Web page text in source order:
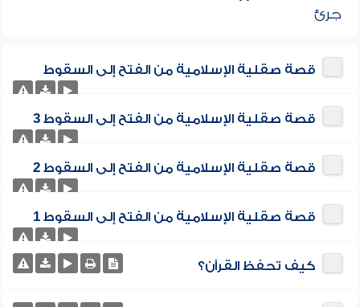
جرئ
قصة صقلية الإسلامية من الفتح إلى السقوط
قصة صقلية الإسلامية من الفتح إلى السقوط 3
قصة صقلية الإسلامية من الفتح إلى السقوط 2
قصة صقلية الإسلامية من الفتح إلى السقوط 1
كيف تحفظ القرآن؟